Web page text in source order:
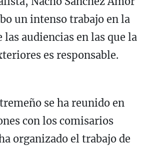
un intenso trabajo en la
las audiencias en las que la
es responsable.
se ha reunido en
con los comisarios
organizado el trabajo de